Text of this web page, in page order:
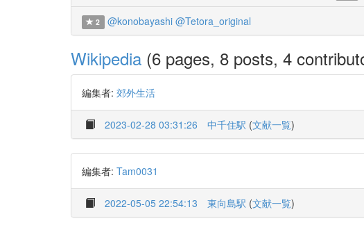
2 @konobayashi @Tetora_original
Wikipedia (6 pages, 8 posts, 4
編集者: 郊外生活
2023-02-28 03:31:26 中千住駅 (文献一覧)
編集者: Tam0031
2022-05-05 22:54:13 東向島駅 (文献一覧)